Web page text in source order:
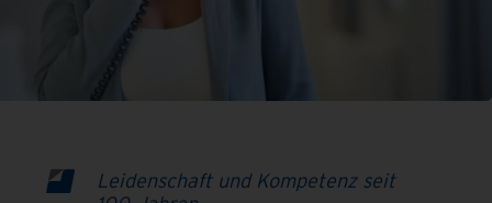
Leidenschaft und Kompetenz seit